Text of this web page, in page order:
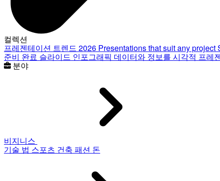
컬렉션
프레젠테이션 트렌드 2026 Presentations that suit any project
준비 완료 슬라이드 인포그래픽 데이터와 정보를 시각적 프레
분야
비지니스
기술 법 스포츠 건축 패션 돈